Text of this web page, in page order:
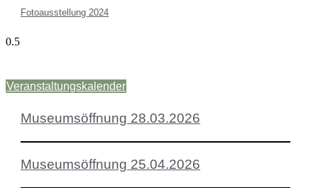
Fotoausstellung 2024
Veranstaltungskalender
Museumsöffnung 28.03.2026
Museumsöffnung 25.04.2026